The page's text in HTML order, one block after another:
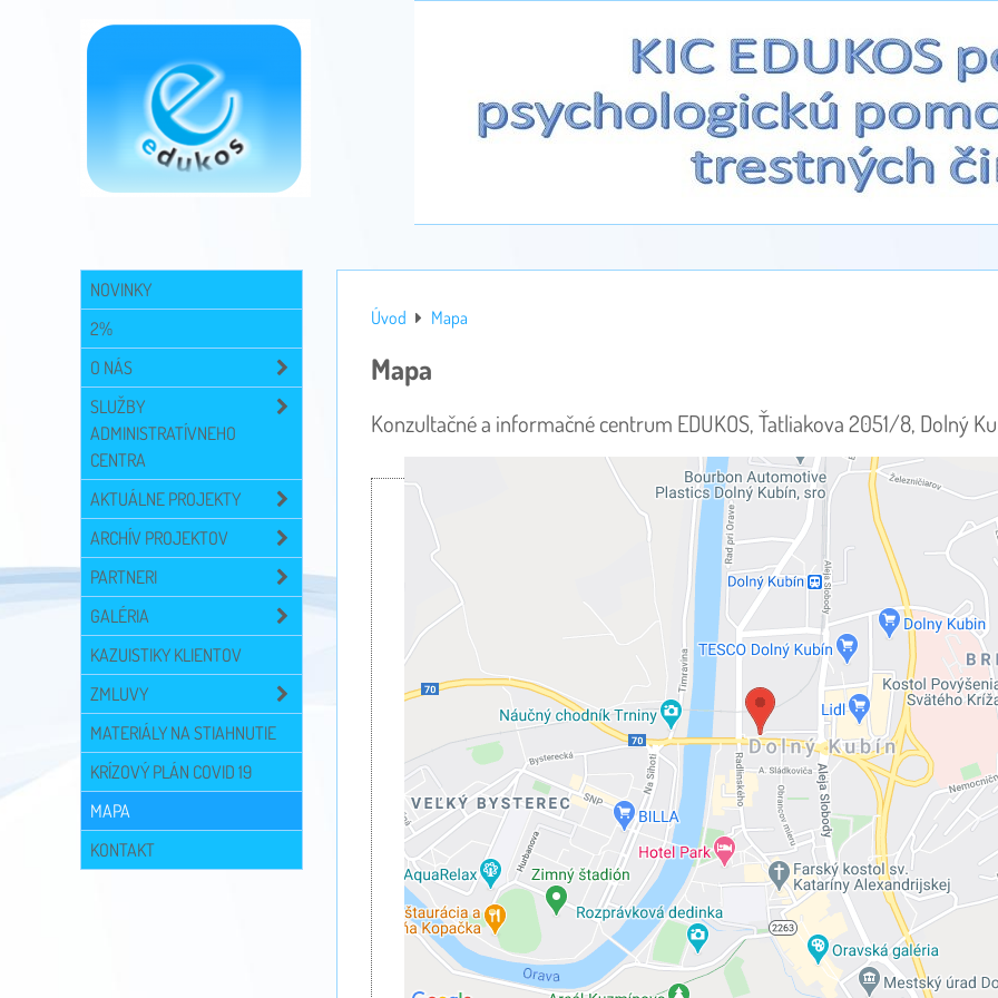
Úvod Mapa
Mapa
Konzultačné a informačné centrum EDUKOS, Ťatliakova 2051/8, Dolný
Externý obsah je blokovaný Voľbami súkromia
Prajete si načítať externý obsah?
Povoliť tentokrát Povoliť a zapamätať - súhlas s druhom cookie:
Otvoriť obsah v novom okne
NOVINKY
2%
O NÁS
SLUŽBY
ADMINISTRATÍVNEHO
CENTRA
AKTUÁLNE PROJEKTY
ARCHÍV PROJEKTOV
PARTNERI
GALÉRIA
KAZUISTIKY KLIENTOV
ZMLUVY
MATERIÁLY NA STIAHNUTIE
KRÍZOVÝ PLÁN COVID 19
MAPA
KONTAKT